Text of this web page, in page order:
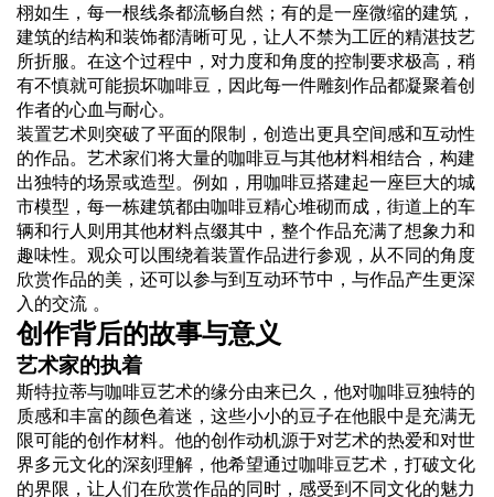
栩如生，每一根线条都流畅自然；有的是一座微缩的建筑，
建筑的结构和装饰都清晰可见，让人不禁为工匠的精湛技艺
所折服。在这个过程中，对力度和角度的控制要求极高，稍
有不慎就可能损坏咖啡豆，因此每一件雕刻作品都凝聚着创
作者的心血与耐心。
装置艺术则突破了平面的限制，创造出更具空间感和互动性
的作品。艺术家们将大量的咖啡豆与其他材料相结合，构建
出独特的场景或造型。例如，用咖啡豆搭建起一座巨大的城
市模型，每一栋建筑都由咖啡豆精心堆砌而成，街道上的车
辆和行人则用其他材料点缀其中，整个作品充满了想象力和
趣味性。观众可以围绕着装置作品进行参观，从不同的角度
欣赏作品的美，还可以参与到互动环节中，与作品产生更深
入的交流 。
创作背后的故事与意义
艺术家的执着
斯特拉蒂与咖啡豆艺术的缘分由来已久，他对咖啡豆独特的
质感和丰富的颜色着迷，这些小小的豆子在他眼中是充满无
限可能的创作材料。他的创作动机源于对艺术的热爱和对世
界多元文化的深刻理解，他希望通过咖啡豆艺术，打破文化
的界限，让人们在欣赏作品的同时，感受到不同文化的魅力